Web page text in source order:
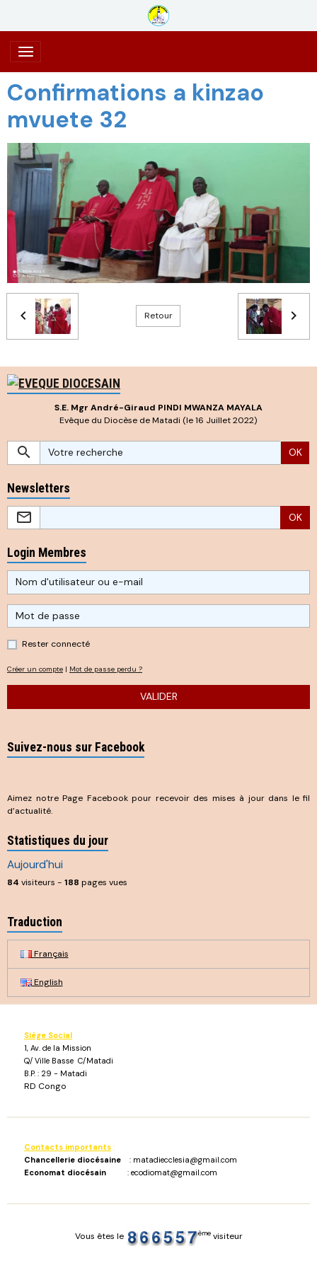
Confirmations a kinzao
mvuete 32
Retour
S.E. Mgr André-Giraud PINDI MWANZA MAYALA
Evêque du Diocèse de Matadi (le 16 Juillet 2022)
OK
Newsletters
OK
Login Membres
Rester connecté
Créer un compte | Mot de passe perdu ?
VALIDER
Suivez-nous sur Facebook
Aimez notre Page Facebook pour recevoir des mises à jour dans le fil
d’actualité.
Statistiques du jour
Aujourd'hui
84 visiteurs - 188 pages vues
Traduction
Français
English
Siège Social
1, Av. de la Mission
Q/ Ville Basse C/Matadi
B.P. : 29 - Matadi
RD Congo
Contacts importants :
Chancellerie diocésaine : matadiecclesia@gmail.com
Economat diocésain : ecodiomat@gmail.com
Vous êtes le èmevisiteur